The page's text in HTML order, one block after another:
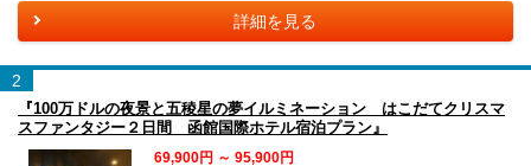
詳細を見る
2
『100万ドルの夜景と五稜星の夢イルミネーション はこだてクリスマ
スファンタジー２日間 函館国際ホテル宿泊プラン』
69,900円 ～ 95,900円